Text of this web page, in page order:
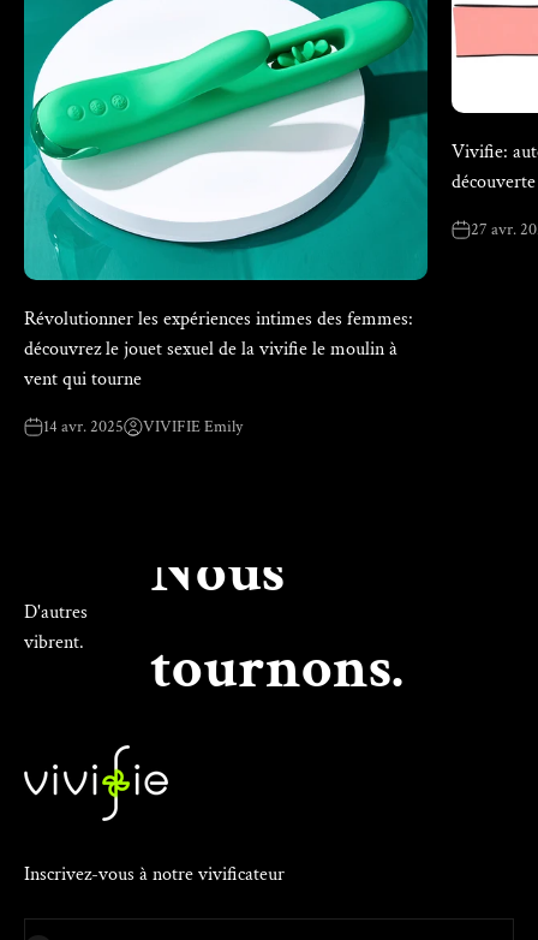
Révolutionner les expériences intimes des femmes:
découvrez le jouet sexuel de la vivifie le moulin à
vent qui tourne
14 avr. 2025 VIVIFIE Emily
Vivifie:
27 avr.
D'autres
vibrent.
Nous
tournons.
Inscrivez-vous à notre vivificateur